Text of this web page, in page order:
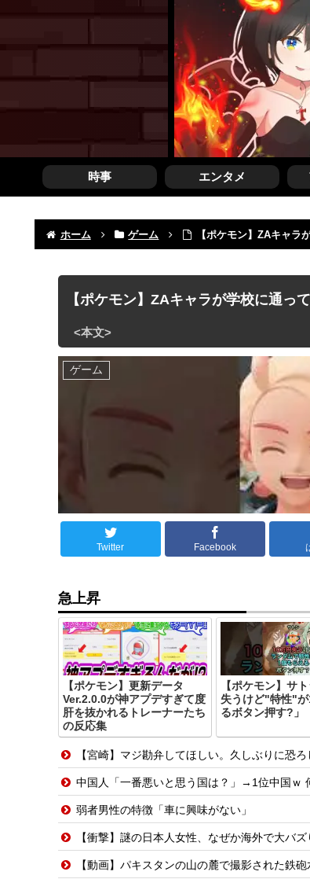
時事 エンタメ
ホーム ゲーム 【ポケモン】ZAキャラ
【ポケモン】ZAキャラが学校に通っ
ゲーム
Twitter Facebook
急上昇
【ポケモン】更新データ
Ver.2.0.0が神アプデすぎて度
肝を抜かれるトレーナーたち
の反応集
【ポケモン】サ
失うけど"特性"が
るボタン押す?」
【宮崎】マジ勘弁してほしい。久しぶりに恐ろ
中国人「一番悪いと思う国は？」→1位中国ｗ
弱者男性の特徴「車に興味がない」
【衝撃】謎の日本人女性、なぜか海外で大バ
【動画】パキスタンの山の麓で撮影された鉄砲